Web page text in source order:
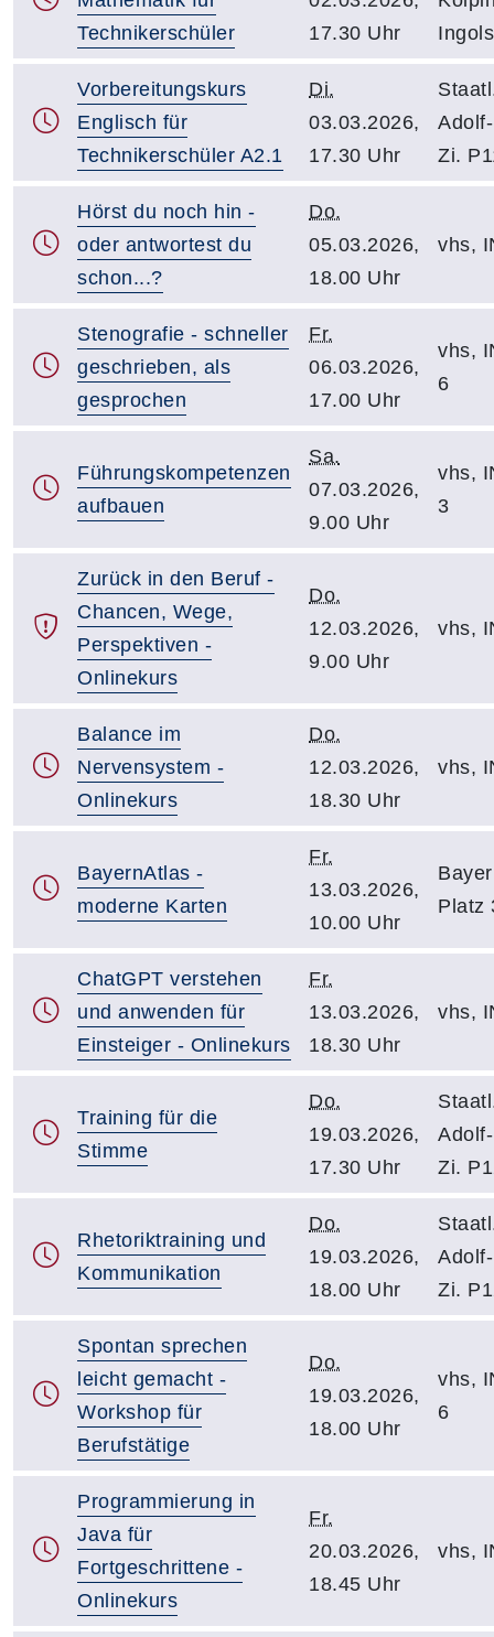
Technikerschüler
17.30 Uhr
Vorbereitungskurs
Englisch für
Technikerschüler A2.1
Di.
03.03.2026,
17.30 Uhr
Zi.
Hörst du noch hin -
oder antwortest du
schon...?
Do.
05.03.2026,
18.00 Uhr
vhs,
Stenografie - schneller
geschrieben, als
gesprochen
Fr.
06.03.2026,
17.00 Uhr
vhs,
6
Führungskompetenzen
aufbauen
Sa.
07.03.2026,
9.00 Uhr
vhs,
3
Zurück in den Beruf -
Chancen, Wege,
Perspektiven -
Onlinekurs
Do.
12.03.2026,
9.00 Uhr
vhs,
Balance im
Nervensystem -
Onlinekurs
Do.
12.03.2026,
18.30 Uhr
vhs,
BayernAtlas -
moderne Karten
Fr.
13.03.2026,
10.00 Uhr
Platz
ChatGPT verstehen
und anwenden für
Einsteiger - Onlinekurs
Fr.
13.03.2026,
18.30 Uhr
vhs,
Training für die
Stimme
Do.
19.03.2026,
17.30 Uhr
Zi.
Rhetoriktraining und
Kommunikation
Do.
19.03.2026,
18.00 Uhr
Zi.
Spontan sprechen
leicht gemacht -
Workshop für
Berufstätige
Do.
19.03.2026,
18.00 Uhr
vhs,
6
Programmierung in
Java für
Fortgeschrittene -
Onlinekurs
Fr.
20.03.2026,
18.45 Uhr
vhs,